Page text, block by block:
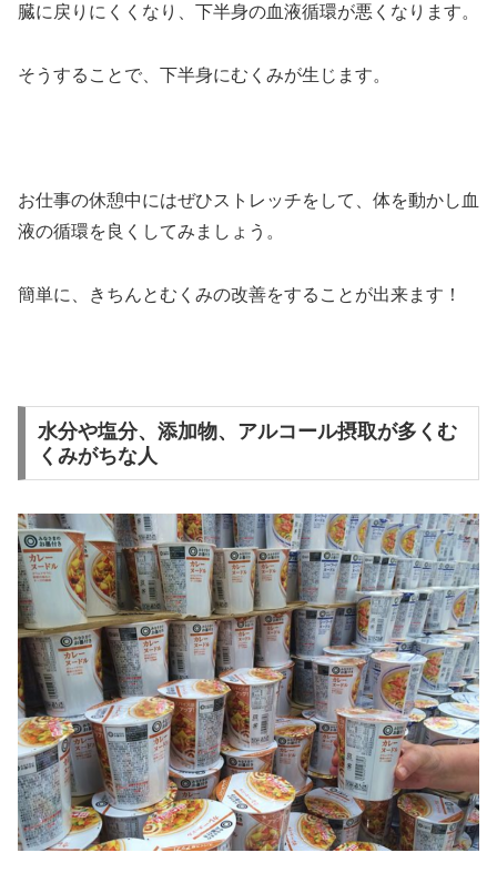
臓に戻りにくくなり、下半身の血液循環が悪くなります。
そうすることで、下半身にむくみが生じます。
お仕事の休憩中にはぜひストレッチをして、体を動かし血
液の循環を良くしてみましょう。
簡単に、きちんとむくみの改善をすることが出来ます！
水分や塩分、添加物、アルコール摂取が多くむ
くみがちな人